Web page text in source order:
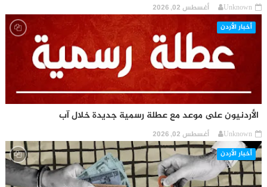
Unknown أغسطس 02, 2026
أخبار الأردن
الأردنيون على موعد مع عطلة رسمية جديدة خلال آب
Unknown أغسطس 02, 2026
أخبار الأردن